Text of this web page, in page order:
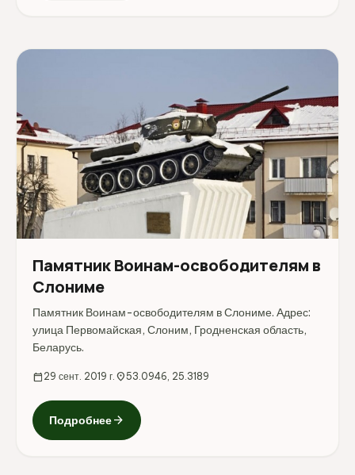
Памятник Воинам-освободителям в
Слониме
Памятник Воинам-освободителям в Слониме. Адрес:
улица Первомайская, Слоним, Гродненская область,
Беларусь.
calendar_today 29 сент. 2019 г. location_on53.0946, 25.3189
Подробнееarrow_forward